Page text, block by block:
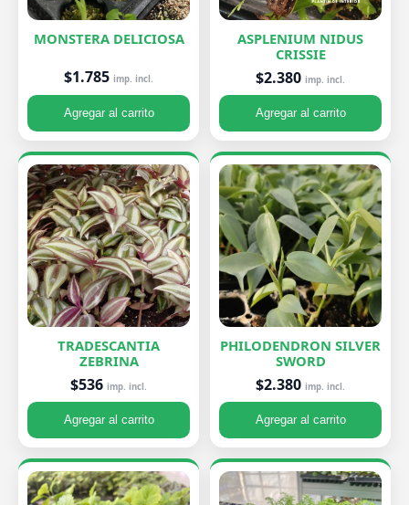
MONSTERA DELICIOSA
$1.785 imp. incl.
Agregar al carrito
ASPLENIUM NIDUS
CRISSIE
$2.380 imp. incl.
Agregar al carrito
TRADESCANTIA
ZEBRINA
$536 imp. incl.
Agregar al carrito
PHILODENDRON SILVER
SWORD
$2.380 imp. incl.
Agregar al carrito